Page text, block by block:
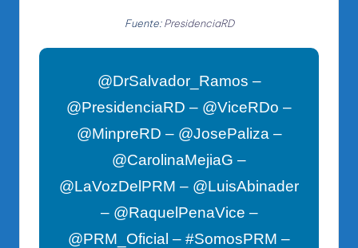
Fuente:PresidenciaRD
@DrSalvador_Ramos –
@PresidenciaRD – @ViceRDo –
@MinpreRD – @JosePaliza –
@CarolinaMejiaG –
@LaVozDelPRM – @LuisAbinader
– @RaquelPenaVice –
@PRM_Oficial – #SomosPRM –